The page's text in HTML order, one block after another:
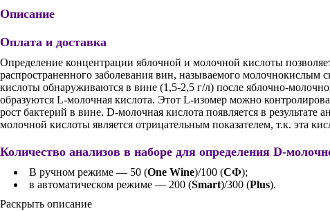
Описание
Оплата и доставка
Определение концентрации яблочной и молочной кислоты
распространенного заболевания вин, называемого
кислоты обнаруживаются в вине (1,5-2,5 г/л) после яблочно-
образуются L-молочная кислота. Этот L-изомер можно
рост бактерий в вине. D-молочная кислота появляется в
молочной кислоты является отрицательным показателем, т.к. эта
Количество анализов в наборе для определения D-
В ручном режиме — 50 (One Wine)/100 (СФ);
в автоматическом режиме — 200 (Smart)/300 (Plus).
Раскрыть описание